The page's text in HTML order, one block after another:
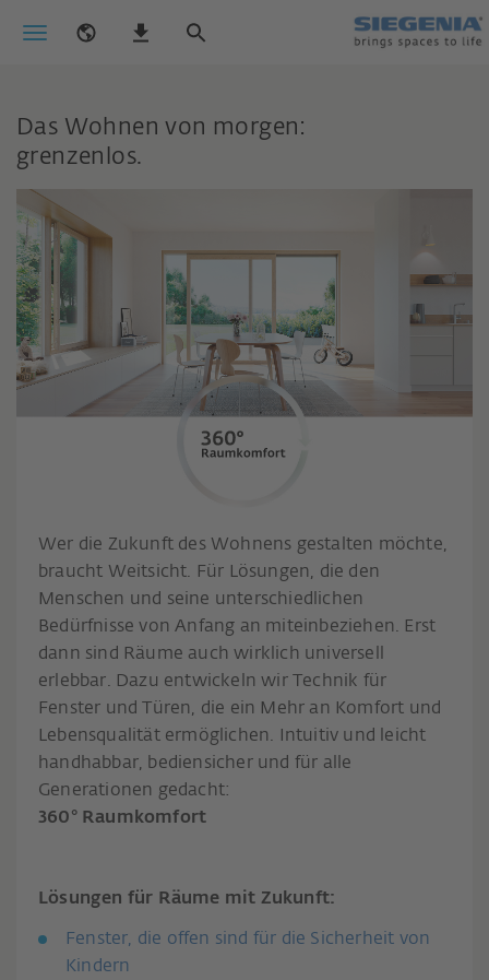
Das Wohnen von morgen:
grenzenlos.
Wer die Zukunft des Wohnens gestalten möchte,
braucht Weitsicht. Für Lösungen, die den
Menschen und seine unterschiedlichen
Bedürfnisse von Anfang an miteinbeziehen. Erst
dann sind Räume auch wirklich universell
erlebbar. Dazu entwickeln wir Technik für
Fenster und Türen, die ein Mehr an Komfort und
Lebensqualität ermöglichen. Intuitiv und leicht
handhabbar, bediensicher und für alle
Generationen gedacht:
360° Raumkomfort
Lösungen für Räume mit Zukunft:
Fenster, die offen sind für die Sicherheit von
Kindern